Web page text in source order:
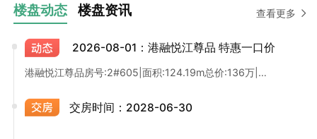
楼盘动态 楼盘资讯 查看更多
2026-08-01：港融悦江尊品 特惠一口价
港融悦江尊品房号:2#605|面积:124.19m总价:136万|单价:10944元总价百万级，地铁四代宅，高得房率
交房时间： 2028-06-30